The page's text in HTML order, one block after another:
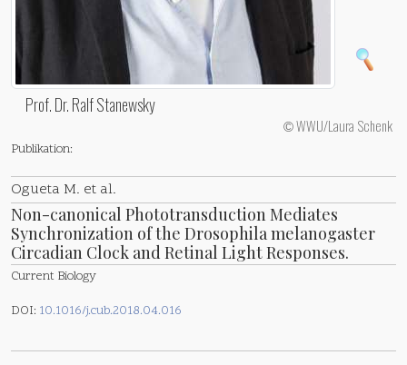
Prof. Dr. Ralf Stanewsky
©WWU/Laura Schenk
Publikation:
Ogueta M. et al.
Non-canonical Phototransduction Mediates
Synchronization of the Drosophila melanogaster
Circadian Clock and Retinal Light Responses.
Current Biology
DOI: 10.1016/j.cub.2018.04.016